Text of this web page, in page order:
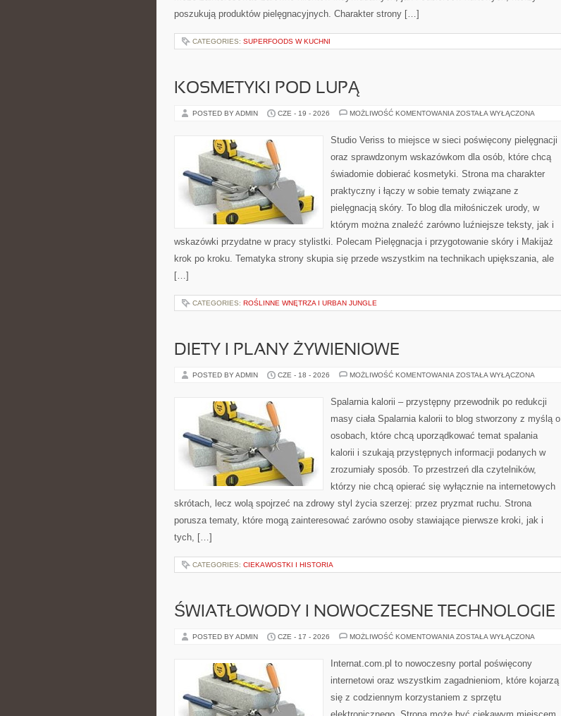
poszukują produktów pielęgnacyjnych. Charakter strony […]
CATEGORIES: SUPERFOODS W KUCHNI
KOSMETYKI POD LUPĄ
POSTED BY ADMIN CZE - 19 - 2026 MOŻLIWOŚĆ KOMENTOWANIA KOSMETYKI
ZOSTAŁA WYŁĄCZONA
Studio Veriss to miejsce w sieci poświęcony pielęgnacji
oraz sprawdzonym wskazówkom dla osób, które chcą
świadomie dobierać kosmetyki. Strona ma charakter
praktyczny i łączy w sobie tematy związane z
pielęgnacją skóry. To blog dla miłośniczek urody, w
którym można znaleźć zarówno luźniejsze teksty, jak i
wskazówki przydatne w pracy stylistki. Polecam Pielęgnacja i przygotowanie skóry i Makijaż
krok po kroku. Tematyka strony skupia się przede wszystkim na technikach upiększania, ale
[…]
CATEGORIES: ROŚLINNE WNĘTRZA I URBAN JUNGLE
DIETY I PLANY ŻYWIENIOWE
POSTED BY ADMIN CZE - 18 - 2026 MOŻLIWOŚĆ KOMENTOWANIA DIETY
ŻYWIENIOWE
ZOSTAŁA WYŁĄCZONA
Spalarnia kalorii – przystępny przewodnik po redukcji
masy ciała Spalarnia kalorii to blog stworzony z myślą o
osobach, które chcą uporządkować temat spalania
kalorii i szukają przystępnych informacji podanych w
zrozumiały sposób. To przestrzeń dla czytelników,
którzy nie chcą opierać się wyłącznie na internetowych
skrótach, lecz wolą spojrzeć na zdrowy styl życia szerzej: przez pryzmat ruchu. Strona
porusza tematy, które mogą zainteresować zarówno osoby stawiające pierwsze kroki, jak i
tych, […]
CATEGORIES: CIEKAWOSTKI I HISTORIA
ŚWIATŁOWODY I NOWOCZESNE TECHNOLOGIE
POSTED BY ADMIN CZE - 17 - 2026 MOŻLIWOŚĆ KOMENTOWANIA ŚWIATŁOWODY
TECHNOLOGIE
ZOSTAŁA WYŁĄCZONA
Internat.com.pl to nowoczesny portal poświęcony
internetowi oraz wszystkim zagadnieniom, które kojarzą
się z codziennym korzystaniem z sprzętu